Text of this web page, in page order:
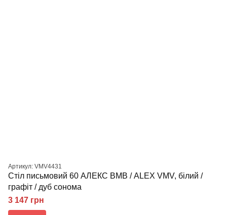
Артикул: VMV4431
Стіл письмовий 60 АЛЕКС ВМВ / ALEX VMV, білий /
графіт / дуб сонома
3 147 грн